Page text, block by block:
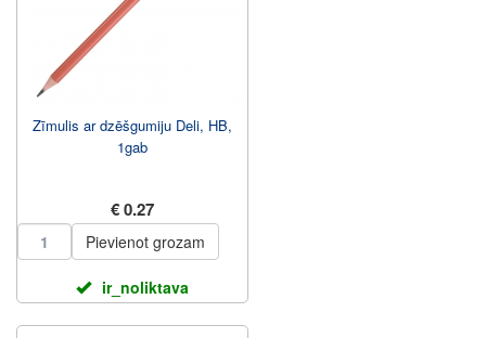
Zīmulis ar dzēšgumiju Deli, HB,
1gab
€ 0.27
Pievienot grozam
ir_noliktava